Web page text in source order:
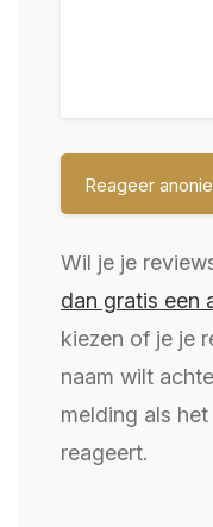
Wil je je
dan gratis een
kiezen of je je
naam wilt
melding als
reageert.